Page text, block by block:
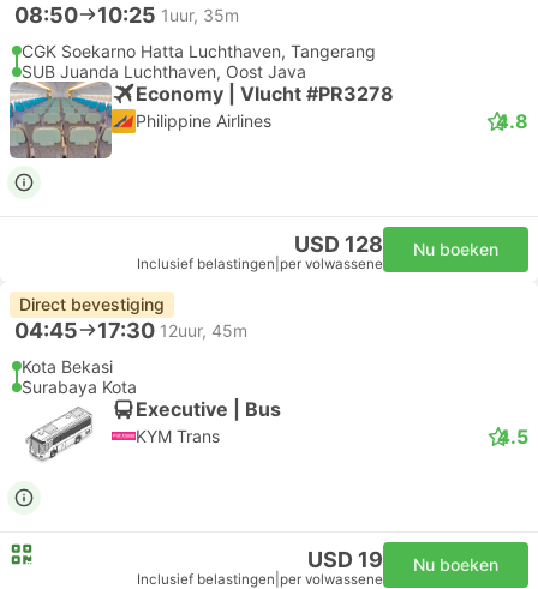
08:50 10:25 1uur, 35m
CGK Soekarno Hatta Luchthaven, Tangerang
SUB Juanda Luchthaven, Oost Java
Economy | Vlucht #PR3278
Philippine Airlines 4.8
USD 128
Inclusief belastingen per volwassene
Nu boeken
Direct bevestiging
04:45 17:30 12uur, 45m
Kota Bekasi
Surabaya Kota
Executive | Bus
KYM Trans 4.5
USD 19
Inclusief belastingen per volwassene
Nu boeken